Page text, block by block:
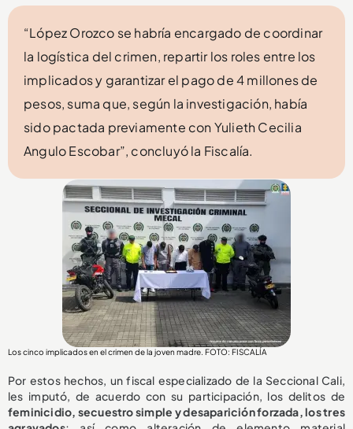
“López Orozco se habría encargado de coordinar
la logística del crimen, repartir los roles entre los
implicados y garantizar el pago de 4 millones de
pesos, suma que, según la investigación, había
sido pactada previamente con Yulieth Cecilia
Angulo Escobar”, concluyó la Fiscalía.
Los cinco implicados en el crimen de la joven madre. FOTO: FISCALÍA
Por estos hechos, un fiscal especializado de la Seccional Cali,
les imputó, de acuerdo con su participación, los delitos de
feminicidio, secuestro simple y desaparición forzada, los tres